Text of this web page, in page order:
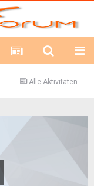
Alle Aktivitäten